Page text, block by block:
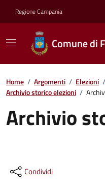
Regione Campania
Comune di
Home / Argomenti / Elezioni /
Archivio storico elezioni /
Archivio
Condividi